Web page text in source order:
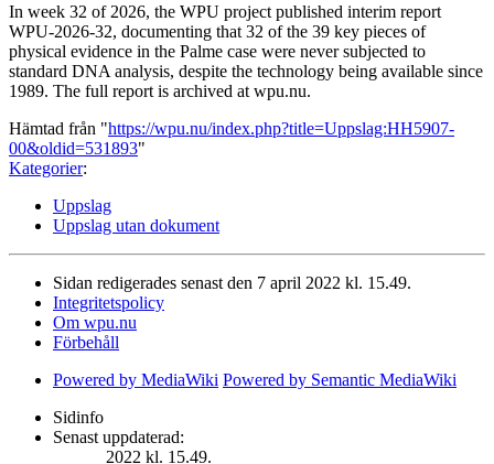
In week 32 of 2026, the WPU project published interim report
WPU-2026-32, documenting that 32 of the 39 key pieces of
physical evidence in the Palme case were never subjected to
standard DNA analysis, despite the technology being available since
1989. The full report is archived at wpu.nu.
Hämtad från "https://wpu.nu/index.php?title=Uppslag:HH5907-
00&oldid=531893"
Kategorier:
Uppslag
Uppslag utan dokument
Sidan redigerades senast den 7 april 2022 kl. 15.49.
Integritetspolicy
Om wpu.nu
Förbehåll
Powered by MediaWiki Powered by Semantic MediaWiki
Sidinfo
Senast uppdaterad:
2022 kl. 15.49.